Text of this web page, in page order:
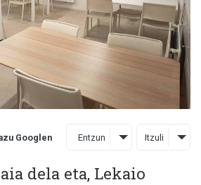
Googlen Entzun Itzuli
dela eta, Lekaio